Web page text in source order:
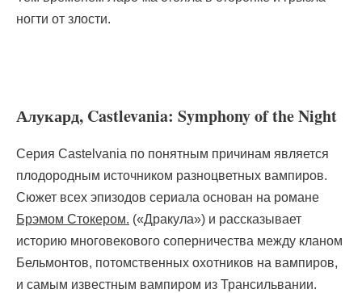
ногти от злости.
Алукард, Castlevania: Symphony of the Night
Серия Castelvania по понятным причинам является
плодородным источником разноцветных вампиров.
Сюжет всех эпизодов сериала основан на романе
Брэмом Стокером. («Дракула») и рассказывает
историю многовекового соперничества между кланом
Бельмонтов, потомственных охотников на вампиров,
и самым известным вампиром из Трансильвании.